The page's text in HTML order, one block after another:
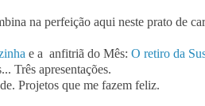
na perfeição aqui neste prato de
e a anfitriã do Mês: O retiro da
Três apresentações.
Projetos que me fazem feliz.